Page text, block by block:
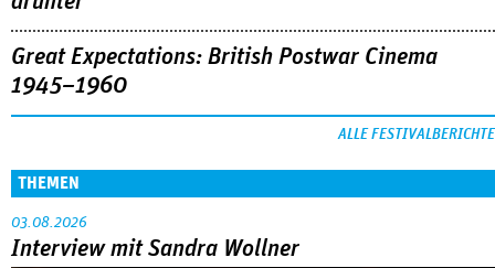
Great Expectations: British Postwar Cinema
1945–1960
ALLE FESTIVALBERICHTE
THEMEN
03.08.2026
Interview mit Sandra Wollner